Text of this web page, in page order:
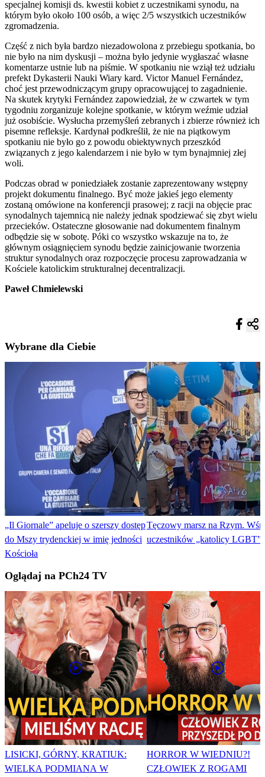
specjalnej komisji ds. kwestii kobiet z uczestnikami synodu, na
którym było około 100 osób, a więc 2/5 wszystkich uczestników
zgromadzenia.
Część z nich była bardzo niezadowolona z przebiegu spotkania, bo
nie było na nim dyskusji – można było jedynie wygłaszać własne
komentarze ustnie lub na piśmie. W spotkaniu nie wziął też udziału
prefekt Dykasterii Nauki Wiary kard. Victor Manuel Fernández,
choć jest przewodniczącym grupy opracowującej to zagadnienie.
Na skutek krytyki Fernández zapowiedział, że w czwartek w tym
tygodniu zorganizuje kolejne spotkanie, w którym weźmie udział
już osobiście. Wysłucha przemyśleń zebranych i zbierze również ich
pisemne refleksje. Kardynał podkreślił, że nie na piątkowym
spotkaniu nie było go z powodu obiektywnych przeszkód
związanych z jego kalendarzem i nie było w tym bynajmniej złej
woli.
Podczas obrad w poniedziałek zostanie zaprezentowany wstępny
projekt dokumentu finalnego. Być może jakieś jego elementy
zostaną omówione na konferencji prasowej; z racji na objęcie prac
synodalnych tajemnicą nie należy jednak spodziewać się zbyt wielu
przecieków. Ostateczne głosowanie nad dokumentem finalnym
odbędzie się w sobotę. Póki co wszystko wskazuje na to, że
głównym osiągnięciem synodu będzie zainicjowanie tworzenia
struktur synodalnych oraz rozpoczęcie procesu zaprowadzania w
Kościele katolickim strukturalnej decentralizacji.
Paweł Chmielewski
Wybrane dla Ciebie
„Il Giornale” apeluje o szerszy dostęp
do Mszy trydenckiej w imię jedności
Kościoła
Tęczowy marsz na Rzym.
uczestników „katolicy LGBT”
Oglądaj na PCh24 TV
LISICKI, GÓRNY, KRATIUK:
WIELKA PODMIANA W
HORROR W WIEDNIU?!
CZŁOWIEK Z ROGAMI